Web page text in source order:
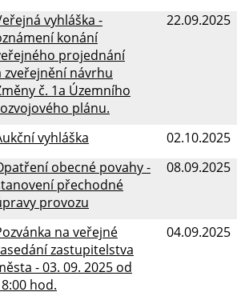
22.09.2025
vyhláška -
konání
projednání
zveřejnění návrhu
č. 1a Územního
plánu.
02.10.2025
vyhláška
08.09.2025
obecné povahy -
přechodné
provozu
04.09.2025
na veřejné
zastupitelstva
- 03. 09. 2025 od
hod.